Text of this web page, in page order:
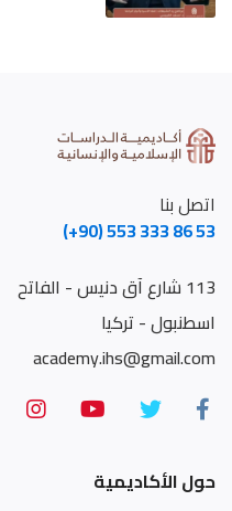
اتصل بنا
(+90) 553 333 86 53
113 شارع آق دنيس - الفاتح
اسطنبول - تركيا
academy.ihs@gmail.com
حول الأكاديمية